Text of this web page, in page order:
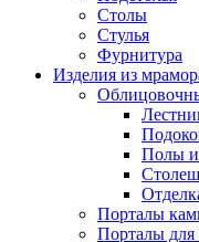
Столы
Стулья
Фурнитура
Изделия из
Полы
Порталы
Порталы для